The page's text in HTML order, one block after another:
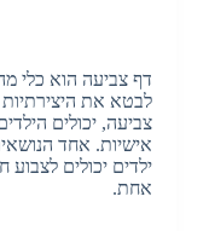
דף צביעה הוא כלי
לבטא את
צביעה, יכולים
אישיות. אחד
ילדים יכולים לצבוע
אחת.